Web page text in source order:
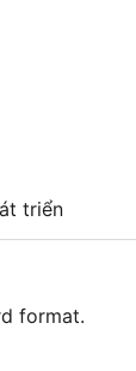
triển
format.